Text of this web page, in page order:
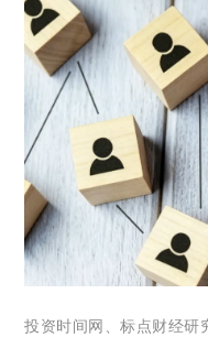
投资时间网、标点财经研